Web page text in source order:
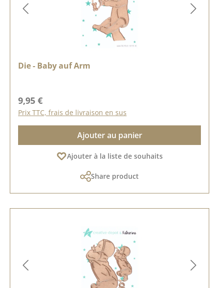
Die - Baby auf Arm
Prix régulier :
9,95 €
Prix TTC, frais de livraison en sus
Ajouter au panier
Ajouter à la liste de souhaits
Share product